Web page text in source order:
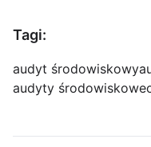
Tagi:
audyt środowiskowy
audyty środowiskowe